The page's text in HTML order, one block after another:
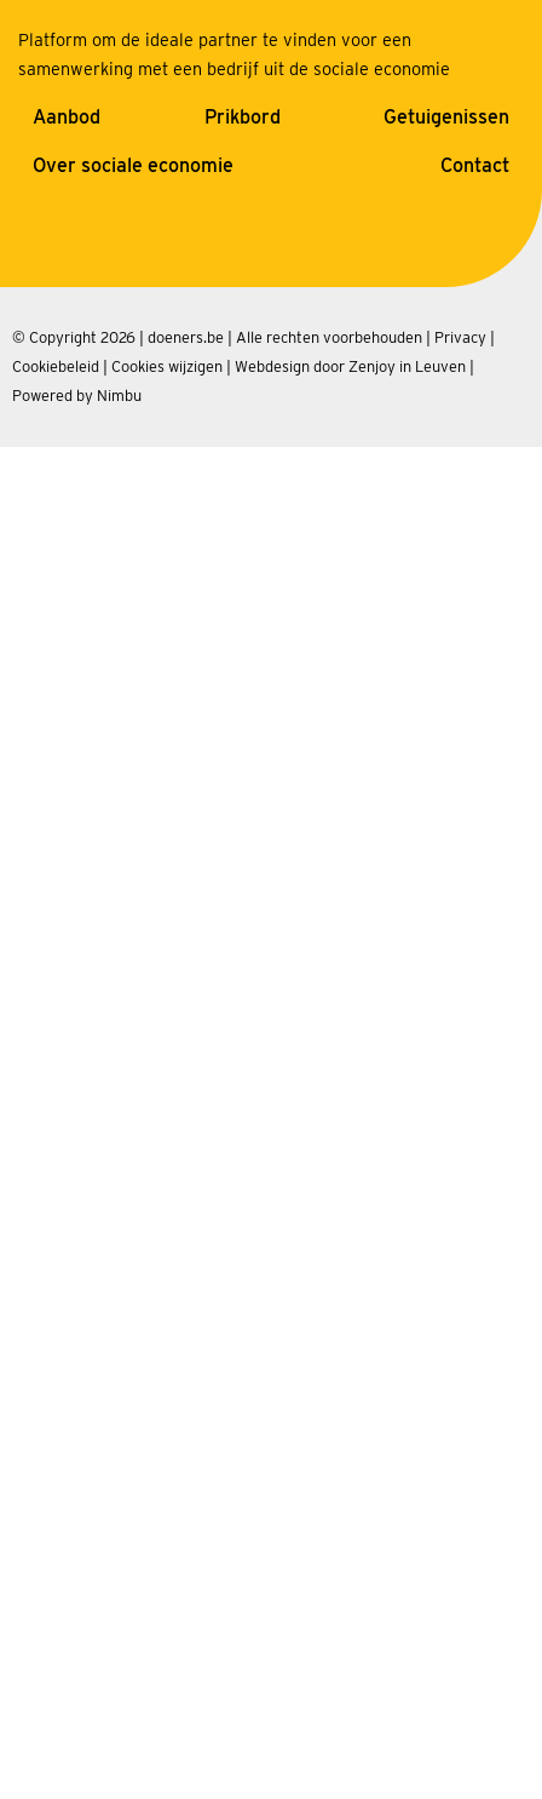
Platform om de ideale partner te vinden voor een
samenwerking met een bedrijf uit de sociale economie
Aanbod Prikbord Getuigenissen
Over sociale economie Contact
© Copyright 2026 | doeners.be | Alle rechten voorbehouden | Privacy
Cookiebeleid
Cookies wijzigen Webdesign door Zenjoy in Leuven
Powered by Nimbu